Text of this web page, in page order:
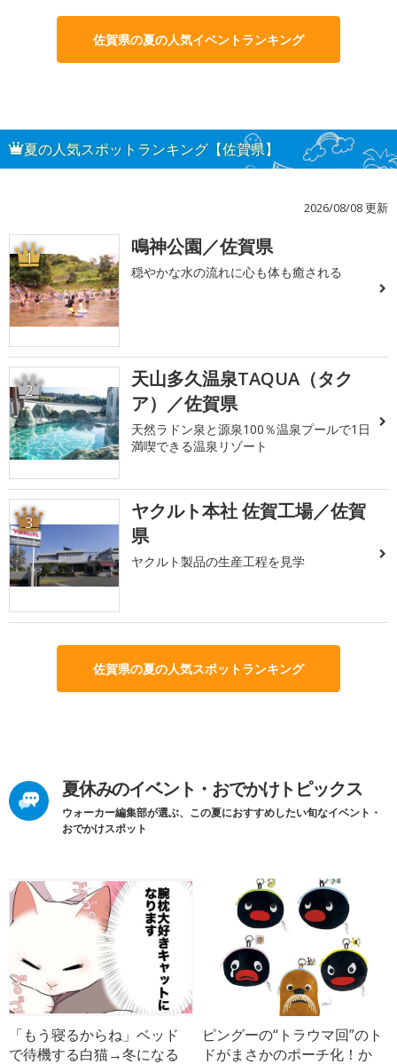
佐賀県の夏の人気イベントランキング
夏の人気スポットランキング【佐賀県】
2026/08/08 更新
1 鳴神公園／佐賀県
穏やかな水の流れに心も体も癒される
2
天山多久温泉TAQUA（タク
ア）／佐賀県
天然ラドン泉と源泉100％温泉プールで1日
満喫できる温泉リゾート
3
ヤクルト本社 佐賀工場／佐賀
県
ヤクルト製品の生産工程を見学
佐賀県の夏の人気スポットランキング
夏休みのイベント・おでかけトピックス
ウォーカー編集部が選ぶ、この夏におすすめしたい旬なイベント・
おでかけスポット
「もう寝るからね」ベッド
で待機する白猫→冬になる
ピングーの“トラウマ回”のト
ドがまさかのポーチ化！か